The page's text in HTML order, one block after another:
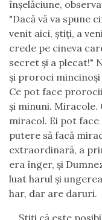
înşelăciune,
"Dacă vă va spune
venit aici, ştiţi, a
crede pe cineva
secret şi a plecat!"
şi proroci mincinoşi
Ce pot face
şi minuni. Miracole.
miracol. Ei pot
putere să facă
extraordinară, a
era înger, şi
luat harul şi
har, dar are daruri.
Ştiţi că este